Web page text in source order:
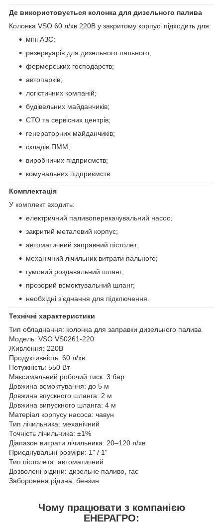
Де використовується колонка для дизельного палива
Колонка VSO 60 л/хв 220В у закритому корпусі підходить для:
міні АЗС;
резервуарів для дизельного пального;
фермерських господарств;
автопарків;
логістичних компаній;
будівельних майданчиків;
СТО та сервісних центрів;
генераторних майданчиків;
складів ПММ;
виробничих підприємств;
комунальних підприємств.
Комплектація
У комплект входить:
електричний паливоперекачувальний насос;
закритий металевий корпус;
автоматичний заправний пістолет;
механічний лічильник витрати пального;
гумовий роздавальний шланг;
прозорий всмоктувальний шланг;
необхідні з’єднання для підключення.
Технічні характеристики
Тип обладнання: колонка для заправки дизельного палива
Модель: VSO VS0261-220
Живлення: 220В
Продуктивність: 60 л/хв
Потужність: 550 Вт
Максимальний робочий тиск: 3 бар
Довжина всмоктування: до 5 м
Довжина впускного шланга: 2 м
Довжина випускного шланга: 4 м
Матеріал корпусу насоса: чавун
Тип лічильника: механічний
Точність лічильника: ±1%
Діапазон витрати лічильника: 20–120 л/хв
Приєднувальні розміри: 1" / 1"
Тип пістолета: автоматичний
Дозволені рідини: дизельне паливо, гас
Заборонена рідина: бензин
Чому працювати з компанією
ЕНЕРАГРО: